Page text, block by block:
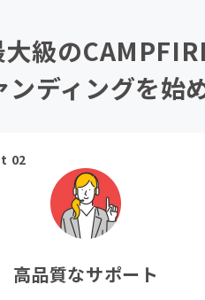
大級の
ディングを始
02
高品質なサポート